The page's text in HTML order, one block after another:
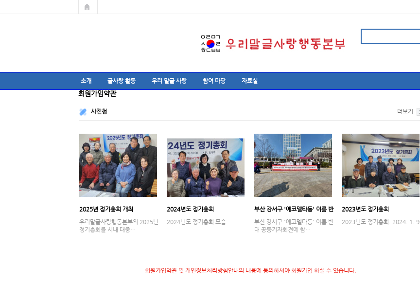
소개 글사랑 활동 우리 말글 사랑 참여 마당 자료실
회원가입약관
사진첩
2025년 정기총회 개최
우리말글사랑행동본부의 2025년
정기총회를 시내 대중…
2024년도 정기총회
2024년도 정기총회 모습
부산 강서구 '에코델타동' 이름 반
부산 강서구 '에코델타동' 이름 반
대 공동기자회견에 참…
2023년도 정기총회
2023년도 정기총회. 2024. 1. 9.
더보기
회원가입약관 및 개인정보처리방침안내의 내용에 동의하셔야 회원가입 하실 수 있습니다.